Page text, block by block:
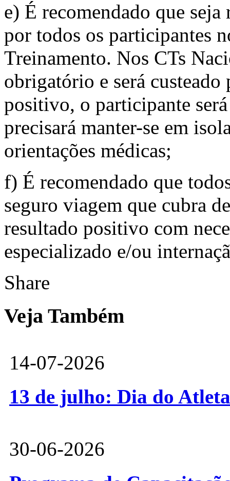
e) É recomendado que
por todos os participantes
Treinamento. Nos CTs
obrigatório e será
positivo, o participante
precisará manter-se em
orientações médicas;
f) É recomendado que
seguro viagem que cubra
resultado positivo com
especializado e/ou
Share
Veja Também
14-07-2026
13 de julho: Dia do
30-06-2026